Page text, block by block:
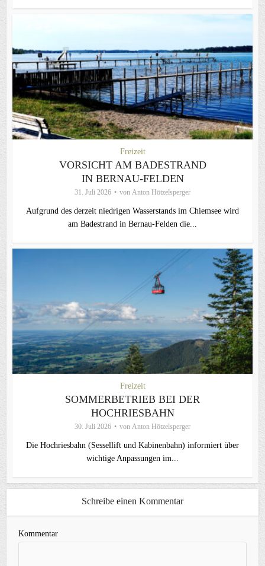
Freizeit
VORSICHT AM BADESTRAND
IN BERNAU-FELDEN
31. Juli 2026 von Anton Hötzelsperger
Aufgrund des derzeit niedrigen Wasserstands im Chiemsee wird
am Badestrand in Bernau-Felden die...
Freizeit
SOMMERBETRIEB BEI DER
HOCHRIESBAHN
30. Juli 2026 von Anton Hötzelsperger
Die Hochriesbahn (Sessellift und Kabinenbahn) informiert über
wichtige Anpassungen im...
Schreibe einen Kommentar
Kommentar